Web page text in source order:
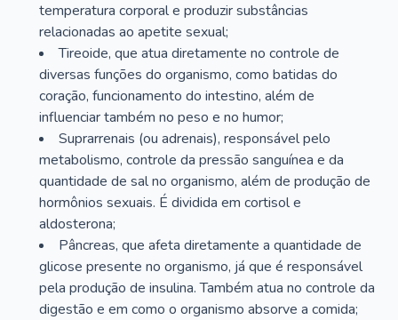
temperatura corporal e produzir substâncias
relacionadas ao apetite sexual;
Tireoide, que atua diretamente no controle de
diversas funções do organismo, como batidas do
coração, funcionamento do intestino, além de
influenciar também no peso e no humor;
Suprarrenais (ou adrenais), responsável pelo
metabolismo, controle da pressão sanguínea e da
quantidade de sal no organismo, além de produção de
hormônios sexuais. É dividida em cortisol e
aldosterona;
Pâncreas, que afeta diretamente a quantidade de
glicose presente no organismo, já que é responsável
pela produção de insulina. Também atua no controle da
digestão e em como o organismo absorve a comida;